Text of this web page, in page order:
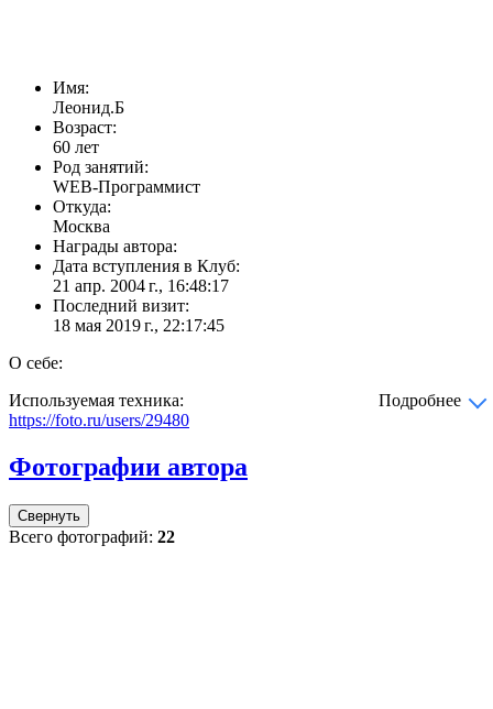
Имя:
Леонид.Б
Возраст:
60 лет
Род занятий:
WEB-Программист
Откуда:
Москва
Награды автора:
Дата вступления в Клуб:
21 апр. 2004 г., 16:48:17
Последний визит:
18 мая 2019 г., 22:17:45
О себе:
Используемая техника:
Подробнее
https://foto.ru/users/29480
Фотографии автора
Свернуть
Всего фотографий: 22